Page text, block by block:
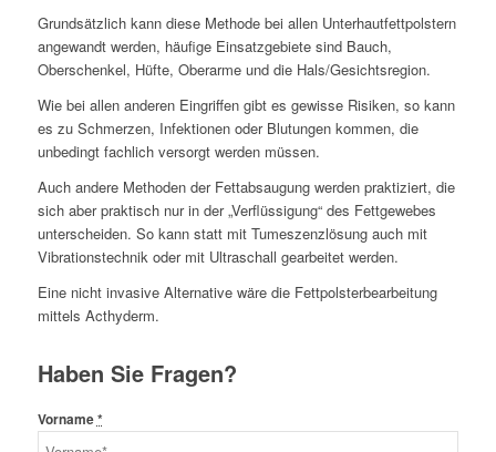
Grundsätzlich kann diese Methode bei allen Unterhautfettpolstern
angewandt werden, häufige Einsatzgebiete sind Bauch,
Oberschenkel, Hüfte, Oberarme und die Hals/Gesichtsregion.
Wie bei allen anderen Eingriffen gibt es gewisse Risiken, so kann
es zu Schmerzen, Infektionen oder Blutungen kommen, die
unbedingt fachlich versorgt werden müssen.
Auch andere Methoden der Fettabsaugung werden praktiziert, die
sich aber praktisch nur in der „Verflüssigung“ des Fettgewebes
unterscheiden. So kann statt mit Tumeszenzlösung auch mit
Vibrationstechnik oder mit Ultraschall gearbeitet werden.
Eine nicht invasive Alternative wäre die Fettpolsterbearbeitung
mittels Acthyderm.
Haben Sie Fragen?
Vorname*